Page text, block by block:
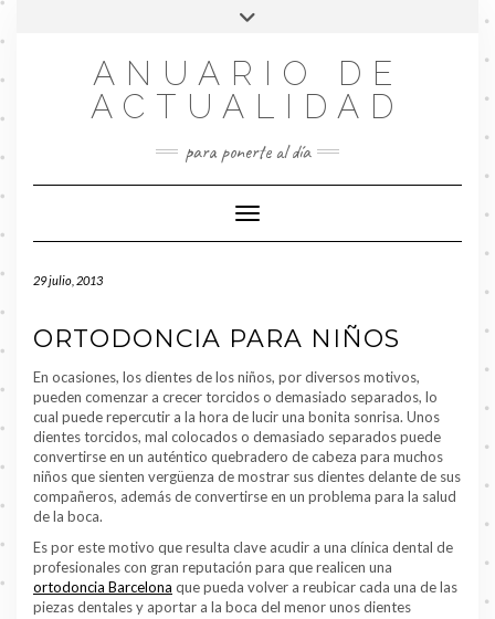
Saltar
contenido
cabecera
ANUARIO DE
ACTUALIDAD
para ponerte al día
Cambiar modo de navegación
29 julio, 2013
ORTODONCIA PARA NIÑOS
En ocasiones, los dientes de los niños, por diversos motivos,
pueden comenzar a crecer torcidos o demasiado separados, lo
cual puede repercutir a la hora de lucir una bonita sonrisa. Unos
dientes torcidos, mal colocados o demasiado separados puede
convertirse en un auténtico quebradero de cabeza para muchos
niños que sienten vergüenza de mostrar sus dientes delante de sus
compañeros, además de convertirse en un problema para la salud
de la boca.
Es por este motivo que resulta clave acudir a una clínica dental de
profesionales con gran reputación para que realicen una
ortodoncia Barcelona que pueda volver a reubicar cada una de las
piezas dentales y aportar a la boca del menor unos dientes